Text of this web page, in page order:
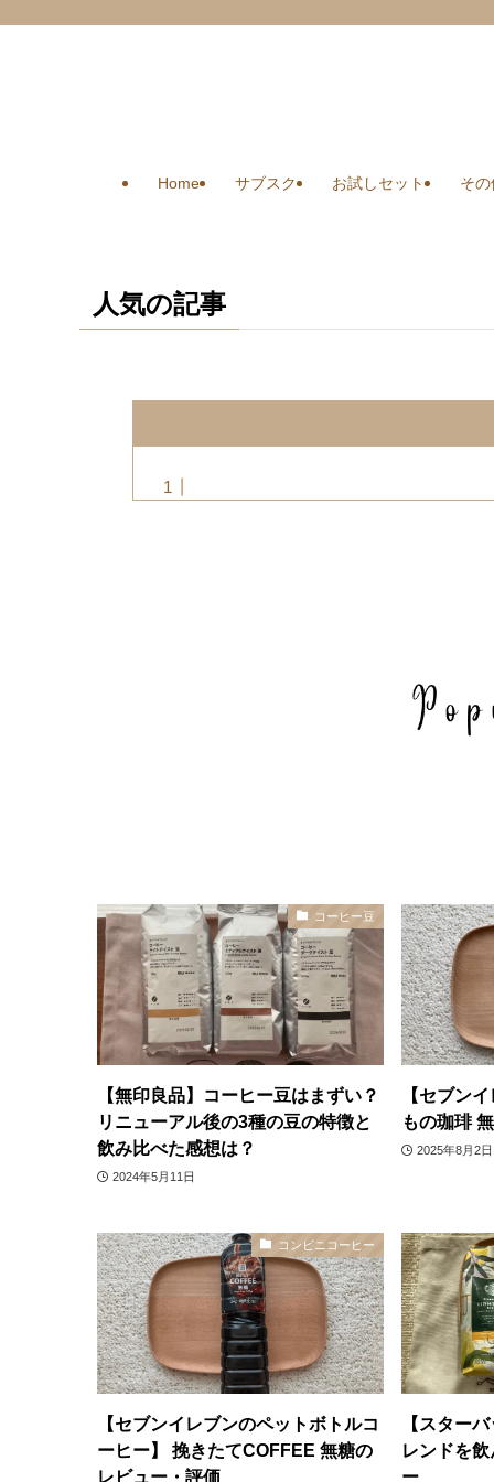
Home サブスク お試しセット そ
人気の記事
コーヒー豆
【無印良品】コーヒー豆はまずい？
リニューアル後の3種の豆の特徴と
飲み比べた感想は？
2024年5月11日
【セブン
もの珈琲
2025年8月2日
コンビニコーヒー
【セブンイレブンのペットボトルコ
ーヒー】 挽きたてCOFFEE 無糖の
レビュー・評価
【スター
レンドを
ー